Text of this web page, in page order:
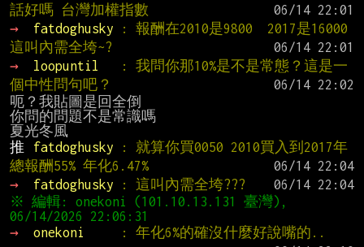
話好嗎 台灣加權指數
→
fatdoghusky
: 報酬在2010是9800  2017是16000
這叫內需全垮~?
→
loopuntil
: 我問你那10%是不是常態？這是一
個中性問句吧？
呃？我貼圖是回全倒
你問的問題不是常識嗎
推
fatdoghusky
: 就算你買0050 2010買入到2017年
總報酬55% 年化6.47%
→
fatdoghusky : 這叫內需全垮???
※ 編輯: onekoni (101.10.13.131 臺灣),
→
onekoni
: 年化6%的確沒什麼好說嘴的..